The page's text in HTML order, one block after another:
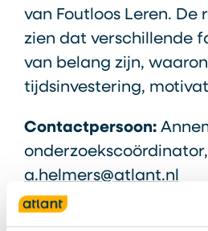
van Foutloos Leren. De
zien dat verschillende
van belang zijn,
tijdsinvestering,
Contactpersoon:
onderzoekscoördinator,
a.helmers@atlant.nl
Samenwerking extern